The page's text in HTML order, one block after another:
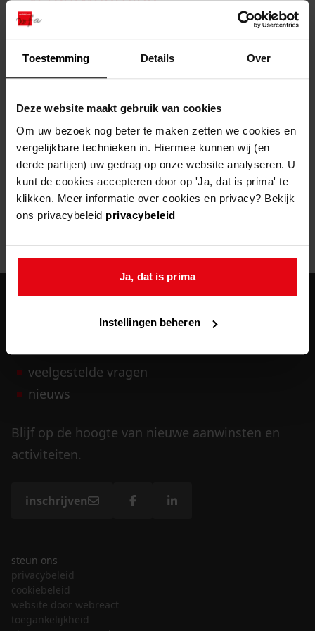
Toestemming Details Over
Deze website maakt gebruik van cookies
Om uw bezoek nog beter te maken zetten we cookies en
vergelijkbare technieken in. Hiermee kunnen wij (en
derde partijen) uw gedrag op onze website analyseren. U
kunt de cookies accepteren door op 'Ja, dat is prima' te
klikken. Meer informatie over cookies en privacy? Bekijk
ons privacybeleid privacybeleid
Ja, dat is prima
Instellingen beheren
bouwvergunningen
omgevingsvergunningen
vergunningen
uitleg nodig?
Wij helpen u op weg met een aantal zoektips.
bekijk alle zoektips
Wij helpen u op weg met een aantal zoektips.
bekijk alle zoektips
bekijk ons geschiedenislokaal
advisering en toezicht
beleidsplan
gemeenschappelijke regeling
publiek jaarverslag
steun het archief
U kunt ook Vriend worden en het Westfries
Archief steunen.
meer weten
zoektips
Door een fout tijdens het verwerken van deze pagina is het niet
404- Not Found
Mogelijk kunt u deze pagina niet bezoeken door:
een verouderde bladwijzer/favoriet
veelgestelde vragen
nieuws
Blijf op de hoogte van nieuwe aanwinsten en
activiteiten.
inschrijven
steun ons
privacybeleid
cookiebeleid
website door webreact
toegankelijkheid